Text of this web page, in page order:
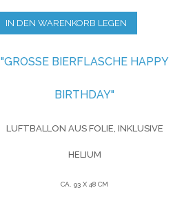
IN DEN WARENKORB LEGEN
"GROSSE BIERFLASCHE HAPPY B
IRTHDAY"
LUFTBALLON AUS FOLIE, INKLUSIVE
HELIUM
CA. 93 X 48 CM